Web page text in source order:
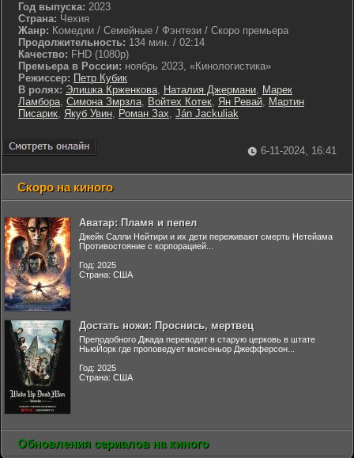
Год выпуска: 2023
Страна: Чехия
Жанр: Комедии / Семейные / Фэнтези / Скоро премьера
Продолжительность: 134 мин. / 02:14
Качество: FHD (1080p)
Премьера в России: ноябрь 2023, «Кинологистика»
Режиссер: Петр Кубик
В ролях: Элишка Крженкова, Наталия Джермани, Марек
Ламбора, Симона Змрзла, Войтех Котек, Ян Ревай, Мартин
Писарик, Якуб Увин, Роман Зах, Ján Jackuliak
6-11-2024, 16:41
Скоро на киного
Аватар: Пламя и пепел
Джейк Салли Нейтири и их дети переживают смерть Нетейама
Противостояние с корпорацией...
Год: 2025
Страна: США
Достать ножи: Проснись, мертвец
Преподобного Джада переводят в старую церковь в штате
НьюЙорк где проповедует монсеньор Джефферсон...
Год: 2025
Страна: США
Обновления сериалов на киного